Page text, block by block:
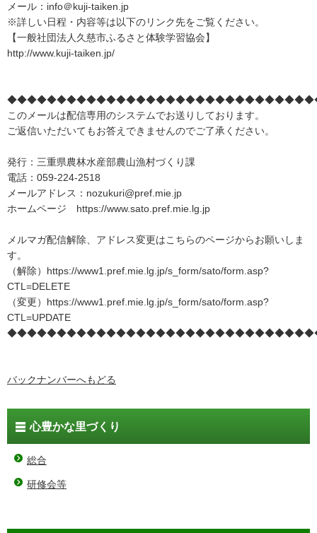
メール：info＠kuji-taiken.jp
※詳しい日程・内容等は以下のリンク先をご覧ください。
【一般社団法人久慈市ふるさと体験学習協会】
http://www.kuji-taiken.jp/
このメールは配信専用のシステムでお送りしております。
ご返信いただいてもお答えできませんのでご了承ください。
発行：三重県農林水産部農山漁村づくり課
電話：059-224-2518
メールアドレス：nozukuri@pref.mie.jp
ホームページ https://www.sato.pref.mie.lg.jp
メルマガ配信解除、アドレス変更はこちらのページからお願いしま
す。
（解除）https://www1.pref.mie.lg.jp/s_form/sato/form.asp?
CTL=DELETE
（変更）https://www1.pref.mie.lg.jp/s_form/sato/form.asp?
CTL=UPDATE
バックナンバーへもどる
心豊かな里づくり
総合
研修会等